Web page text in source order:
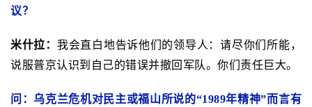
议？
米什拉： 我会直白地告诉他们的领导人：请尽你们所能，
说服普京认识到自己的错误并撤回军队。你们责任巨大。
问：乌克兰危机对民主或福山所说的“1989年精神”而言有